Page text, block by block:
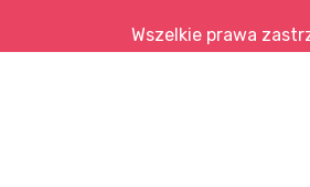
Wszelkie prawa